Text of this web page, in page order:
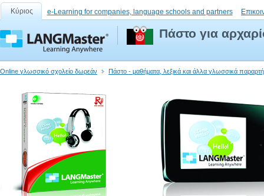
Κύριος e-Learning for companies, language schools and partners
Πάστο για
Online γλωσσικό σχολείο δωρεάν Πάστο - μαθήματα, λεξικά και άλλα γλωσσικά